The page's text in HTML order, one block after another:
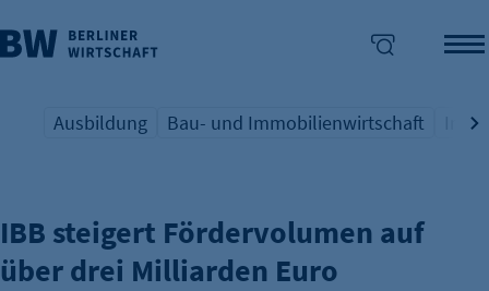
überspringen
Übersicht Schlagwort
Ausbildung
Übersicht Schlagwort
Bau- und Immobilienwirtschaft
INVESTITIONEN
IBB steigert Fördervolumen auf
über drei Milliarden Euro